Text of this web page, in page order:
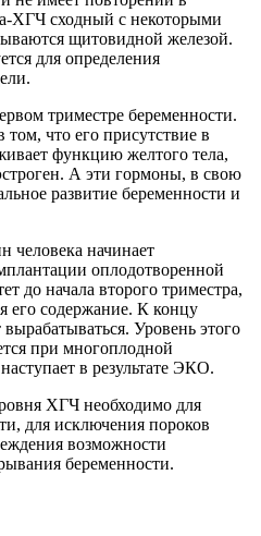
ХГЧ сходный с некоторыми
щитовидной железой.
для определения
триместре беременности.
том, что его присутствие в
функцию желтого тела,
А эти гормоны, в свою
развитие беременности и
человека начинает
оплодотворенной
до начала второго триместра,
его содержание. К концу
Уровень этого
при многоплодной
в результате ЭКО.
ХГЧ необходимо для
для исключения пороков
возможности
беременности.